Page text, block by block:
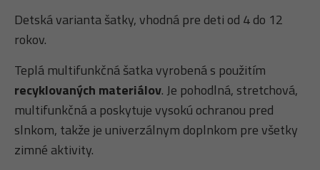
Detská varianta šatky, vhodná pre deti od 4 do 12
rokov.
Teplá multifunkčná šatka vyrobená s použitím
recyklovaných materiálov. Je pohodlná, stretchová,
multifunkčná a poskytuje vysokú ochranou pred
slnkom, takže je univerzálnym doplnkom pre všetky
zimné aktivity.